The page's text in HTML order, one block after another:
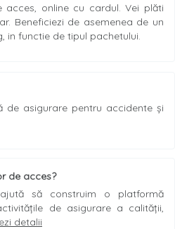
acces, online cu cardul. Vei plăti
Beneficiezi de asemenea de un
in functie de tipul pachetului.
de asigurare pentru accidente și
de acces?
să construim o platformă
de asigurare a calității,
detalii